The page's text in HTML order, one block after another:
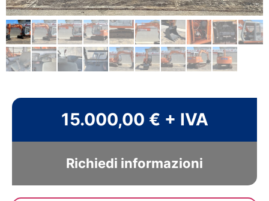
15.000,00 € + IVA
Richiedi informazioni